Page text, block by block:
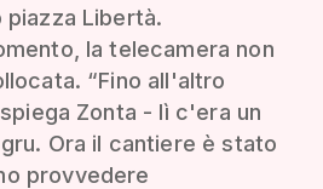
Libertà.
la telecamera non
“Fino all'altro
Zonta - lì c'era un
Ora il cantiere è stato
provvedere